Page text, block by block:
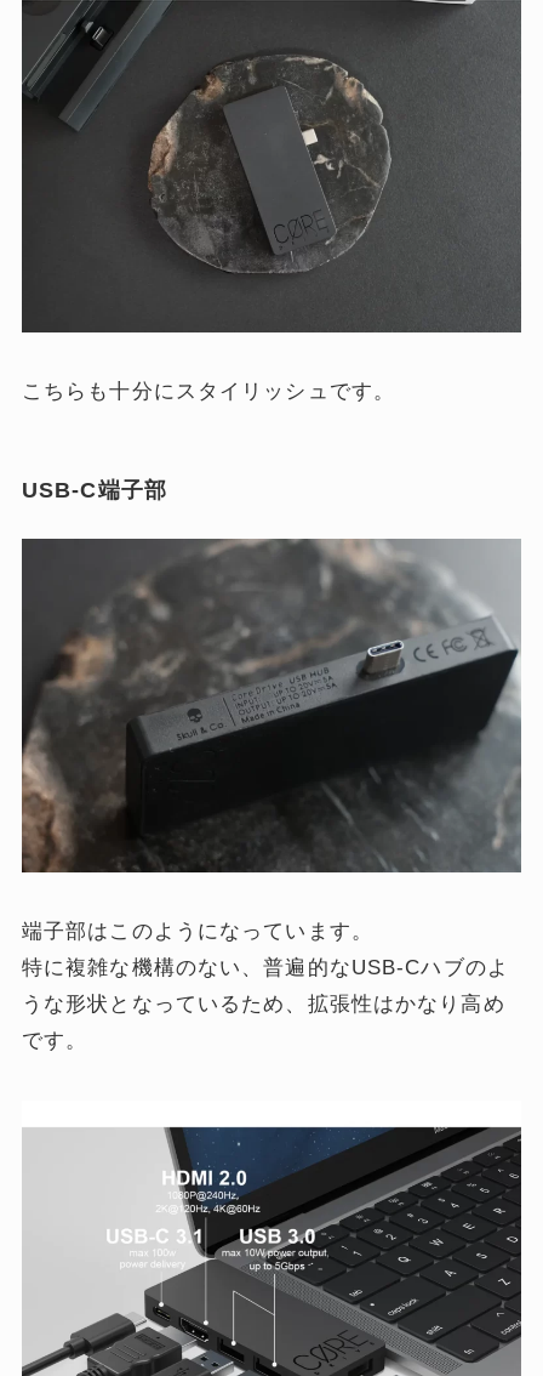
こちらも十分にスタイリッシュです。
USB-C端子部
端子部はこのようになっています。
特に複雑な機構のない、普遍的なUSB-Cハブのよ
うな形状となっているため、拡張性はかなり高め
です。